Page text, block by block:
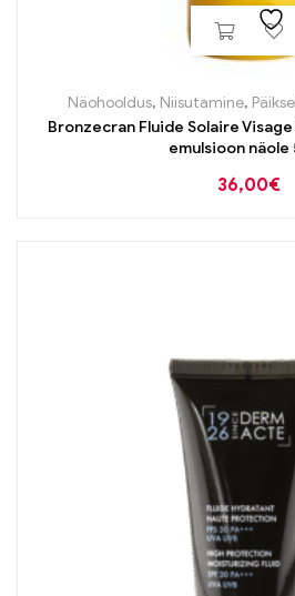
Näohooldus, Niisutamine,
Bronzecran Fluide Solaire
emulsioon näole
36,00€